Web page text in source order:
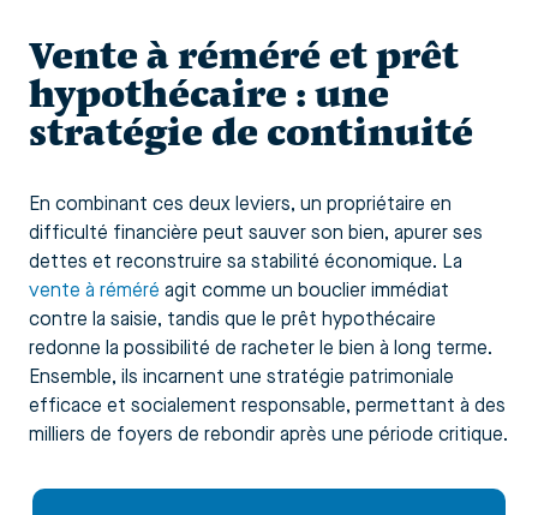
Vente à réméré et prêt
hypothécaire : une
stratégie de continuité
En combinant ces deux leviers, un propriétaire en
difficulté financière peut sauver son bien, apurer ses
dettes et reconstruire sa stabilité économique. La
vente à réméré agit comme un bouclier immédiat
contre la saisie, tandis que le prêt hypothécaire
redonne la possibilité de racheter le bien à long terme.
Ensemble, ils incarnent une stratégie patrimoniale
efficace et socialement responsable, permettant à des
milliers de foyers de rebondir après une période critique.